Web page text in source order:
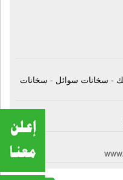
- سخانات سوائل - سخانات